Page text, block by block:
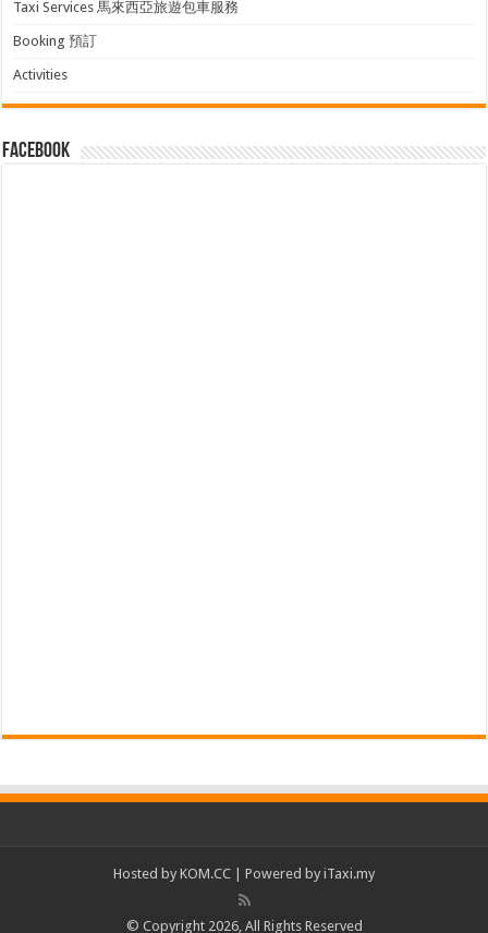
Taxi Services 馬來西亞旅遊包車服務
Booking 預訂
Activities
facebook
Hosted by KOM.CC | Powered by iTaxi.my
© Copyright 2026, All Rights Reserved